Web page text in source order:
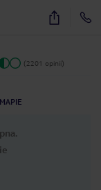
41
(2201 opinii)